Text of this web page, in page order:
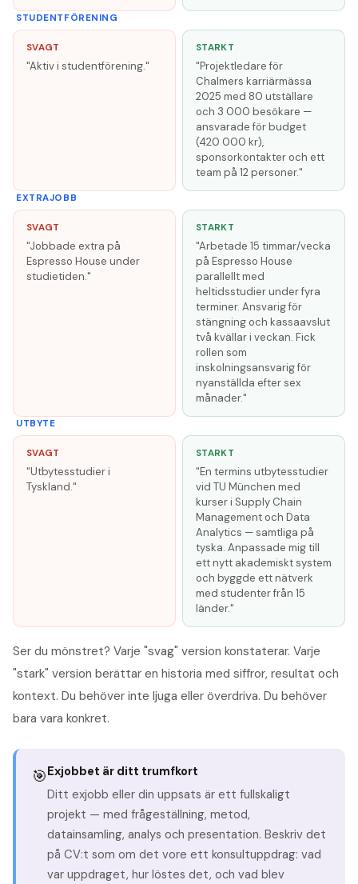
STUDENTFÖRENING
SVAGT
"Aktiv i studentförening."
STARKT
"Projektledare för
Chalmers karriärmässa
2025 med 80 utställare
och 3 000 besökare —
ansvarade för budget
(420 000 kr),
sponsorkontakter och ett
team på 12 personer."
EXTRAJOBB
SVAGT
"Jobbade extra på
Espresso House under
studietiden."
STARKT
"Arbetade 15 timmar/vecka
på Espresso House
parallellt med
heltidsstudier under fyra
terminer. Ansvarig för
stängning och kassaavslut
två kvällar i veckan. Fick
rollen som
inskolningsansvarig för
nyanställda efter sex
månader."
UTBYTE
SVAGT
"Utbytesstudier i
Tyskland."
STARKT
"En termins utbytesstudier
vid TU München med
kurser i Supply Chain
Management och Data
Analytics — samtliga på
tyska. Anpassade mig till
ett nytt akademiskt system
och byggde ett nätverk
med studenter från 15
länder."
Ser du mönstret? Varje "svag" version konstaterar. Varje
"stark" version berättar en historia med siffror, resultat och
kontext. Du behöver inte ljuga eller överdriva. Du behöver
bara vara konkret.
🎯Exjobbet är ditt trumfkort
Ditt exjobb eller din uppsats är ett fullskaligt
projekt — med frågeställning, metod,
datainsamling, analys och presentation. Beskriv det
på CV:t som om det vore ett konsultuppdrag: vad
var uppdraget, hur löstes det, och vad blev